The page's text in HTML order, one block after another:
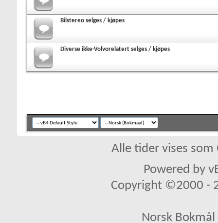
Bilstereo selges / kjøpes
Diverse ikke-Volvorelatert selges / kjøpes
Alle tider vises som
Powered by
Copyright ©2000 -
Norsk